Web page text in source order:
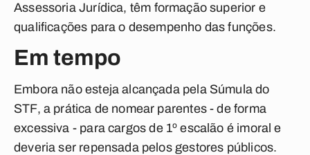
Assessoria Jurídica, têm formação superior e
qualificações para o desempenho das funções.
Em tempo
Embora não esteja alcançada pela Súmula do
STF, a prática de nomear parentes -de forma
excessiva -para cargos de 1º escalão é imoral e
deveria ser repensada pelos gestores públicos.